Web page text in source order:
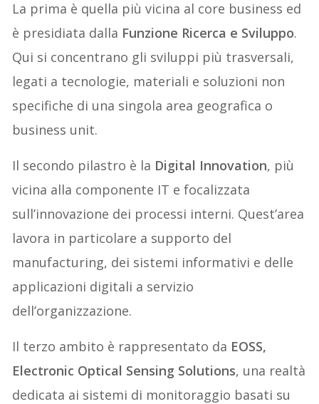
La prima è quella più vicina al core business ed
è presidiata dalla Funzione Ricerca e Sviluppo.
Qui si concentrano gli sviluppi più trasversali,
legati a tecnologie, materiali e soluzioni non
specifiche di una singola area geografica o
business unit.
Il secondo pilastro è la Digital Innovation, più
vicina alla componente IT e focalizzata
sull’innovazione dei processi interni. Quest’area
lavora in particolare a supporto del
manufacturing, dei sistemi informativi e delle
applicazioni digitali a servizio
dell’organizzazione.
Il terzo ambito è rappresentato da EOSS,
Electronic Optical Sensing Solutions, una realtà
dedicata ai sistemi di monitoraggio basati su